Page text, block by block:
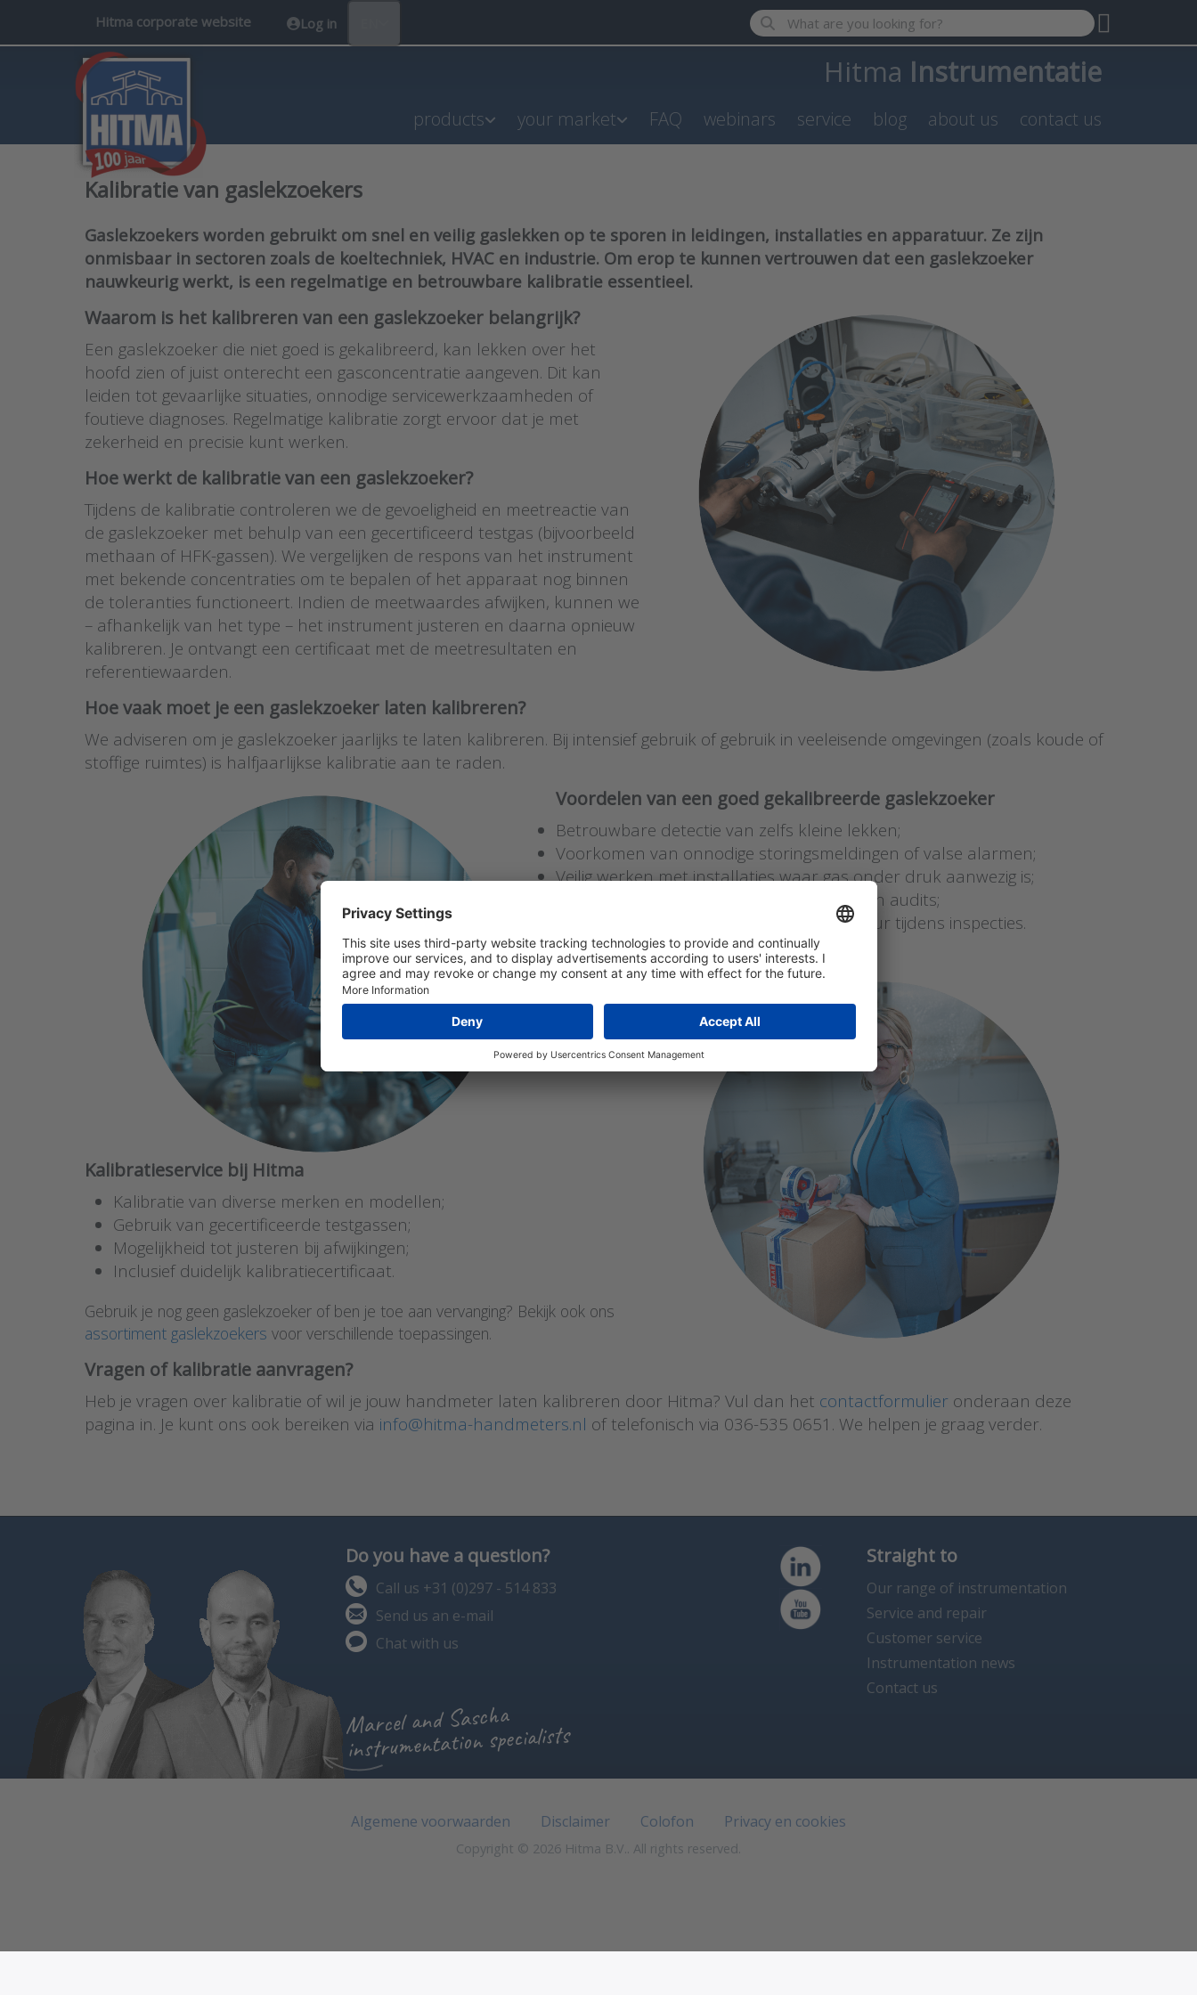
Hitma corporate website Log in Enter a search term. Results will appear automatically as you
Hitma Instrumentatie
products your market FAQ webinars service blog about us contact us
Kalibratie van gaslekzoekers
Gaslekzoekers worden gebruikt om snel en veilig gaslekken op te sporen in leidingen, installaties en apparatuur. Ze zijn
onmisbaar in sectoren zoals de koeltechniek, HVAC en industrie. Om erop te kunnen vertrouwen dat een gaslekzoeker
nauwkeurig werkt, is een regelmatige en betrouwbare kalibratie essentieel.
Waarom is het kalibreren van een gaslekzoeker belangrijk?
Een gaslekzoeker die niet goed is gekalibreerd, kan lekken over het
hoofd zien of juist onterecht een gasconcentratie aangeven. Dit kan
leiden tot gevaarlijke situaties, onnodige servicewerkzaamheden of
foutieve diagnoses. Regelmatige kalibratie zorgt ervoor dat je met
zekerheid en precisie kunt werken.
Hoe werkt de kalibratie van een gaslekzoeker?
Tijdens de kalibratie controleren we de gevoeligheid en meetreactie van
de gaslekzoeker met behulp van een gecertificeerd testgas (bijvoorbeeld
methaan of HFK-gassen). We vergelijken de respons van het instrument
met bekende concentraties om te bepalen of het apparaat nog binnen
de toleranties functioneert. Indien de meetwaardes afwijken, kunnen we
– afhankelijk van het type – het instrument justeren en daarna opnieuw
kalibreren. Je ontvangt een certificaat met de meetresultaten en
referentiewaarden.
Hoe vaak moet je een gaslekzoeker laten kalibreren?
We adviseren om je gaslekzoeker jaarlijks te laten kalibreren. Bij intensief gebruik of gebruik in veeleisende omgevingen (zoals koude of
stoffige ruimtes) is halfjaarlijkse kalibratie aan te raden.
Voordelen van een goed gekalibreerde gaslekzoeker
Betrouwbare detectie van zelfs kleine lekken;
Voorkomen van onnodige storingsmeldingen of valse alarmen;
Veilig werken met installaties waar gas onder druk aanwezig is;
Voldoen aan eisen vanuit certificeringen en audits;
Verhoogd vertrouwen in je meetapparatuur tijdens inspecties.
Kalibratieservice bij Hitma
Kalibratie van diverse merken en modellen;
Gebruik van gecertificeerde testgassen;
Mogelijkheid tot justeren bij afwijkingen;
Inclusief duidelijk kalibratiecertificaat.
Gebruik je nog geen gaslekzoeker of ben je toe aan vervanging? Bekijk ook ons
assortiment gaslekzoekers voor verschillende toepassingen.
Vragen of kalibratie aanvragen?
Heb je vragen over kalibratie of wil je jouw handmeter laten kalibreren door Hitma? Vul dan het contactformulier onderaan deze
pagina in. Je kunt ons ook bereiken via info@hitma-handmeters.nl of telefonisch via 036-535 0651. We helpen je graag verder.
Do you have a question?
Call us +31 (0)297 - 514 833
Send us an e-mail
Chat with us
Marcel and Sascha
instrumentation specialists
Straight to
Our range of instrumentation
Service and repair
Customer service
Instrumentation news
Contact us
Algemene voorwaarden Disclaimer Colofon Privacy en cookies
Copyright © 2026 Hitma B.V.. All rights reserved.